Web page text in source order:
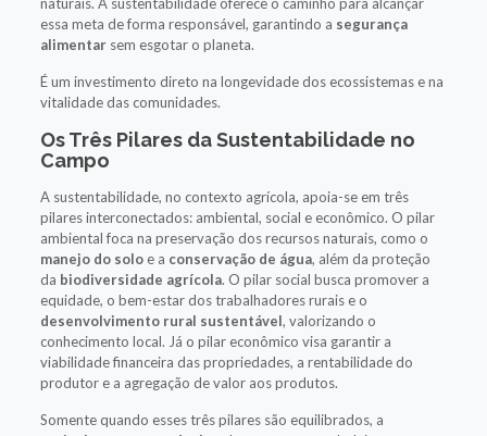
essa meta de forma responsável, garantindo a segurança
alimentarsem esgotar o planeta.
É um investimento direto na longevidade dos ecossistemas e na
vitalidade das comunidades.
Os Três Pilares da Sustentabilidade no
Campo
A sustentabilidade, no contexto agrícola, apoia-se em três
pilares interconectados: ambiental, social e econômico. O pilar
ambiental foca na preservação dos recursos naturais, como o
manejo do soloe a conservação de água, além da proteção
da biodiversidade agrícola. O pilar social busca promover a
equidade, o bem-estar dos trabalhadores rurais e o
desenvolvimento rural sustentável, valorizando o
conhecimento local. Já o pilar econômico visa garantir a
viabilidade financeira das propriedades, a rentabilidade do
produtor e a agregação de valor aos produtos.
Somente quando esses três pilares são equilibrados, a